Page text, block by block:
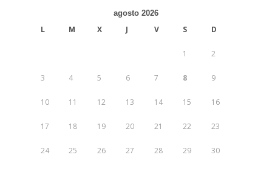
agosto 2026
L M X J V S D
1 2
3 4 5 6 7 8 9
10 11 12 13 14 15 16
17 18 19 20 21 22 23
24 25 26 27 28 29 30